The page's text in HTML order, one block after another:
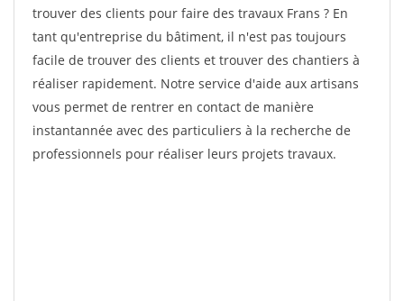
trouver des clients pour faire des travaux Frans ? En
tant qu'entreprise du bâtiment, il n'est pas toujours
facile de trouver des clients et trouver des chantiers à
réaliser rapidement. Notre service d'aide aux artisans
vous permet de rentrer en contact de manière
instantannée avec des particuliers à la recherche de
professionnels pour réaliser leurs projets travaux.